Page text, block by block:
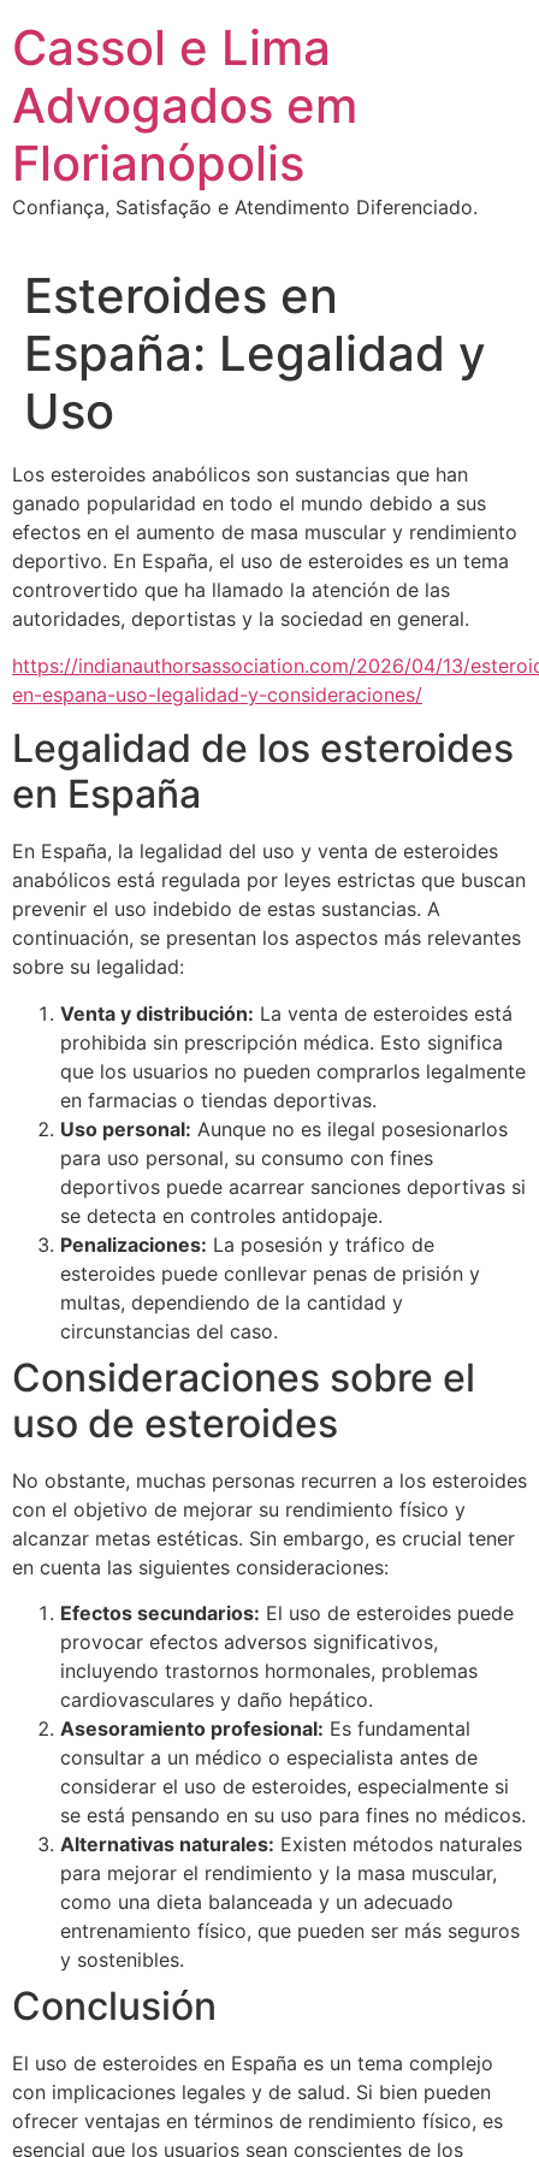
para
conteúdo
Cassol e Lima
Advogados em
Florianópolis
Confiança, Satisfação e Atendimento Diferenciado.
Esteroides en
España: Legalidad y
Uso
Los esteroides anabólicos son sustancias que han
ganado popularidad en todo el mundo debido a sus
efectos en el aumento de masa muscular y rendimiento
deportivo. En España, el uso de esteroides es un tema
controvertido que ha llamado la atención de las
autoridades, deportistas y la sociedad en general.
https://indianauthorsassociation.com/2026/04/13/
en-espana-uso-legalidad-y-consideraciones/
Legalidad de los esteroides
en España
En España, la legalidad del uso y venta de esteroides
anabólicos está regulada por leyes estrictas que buscan
prevenir el uso indebido de estas sustancias. A
continuación, se presentan los aspectos más relevantes
sobre su legalidad:
Venta y distribución: La venta de esteroides está
prohibida sin prescripción médica. Esto significa
que los usuarios no pueden comprarlos legalmente
en farmacias o tiendas deportivas.
Uso personal: Aunque no es ilegal posesionarlos
para uso personal, su consumo con fines
deportivos puede acarrear sanciones deportivas si
se detecta en controles antidopaje.
Penalizaciones: La posesión y tráfico de
esteroides puede conllevar penas de prisión y
multas, dependiendo de la cantidad y
circunstancias del caso.
Consideraciones sobre el
uso de esteroides
No obstante, muchas personas recurren a los esteroides
con el objetivo de mejorar su rendimiento físico y
alcanzar metas estéticas. Sin embargo, es crucial tener
en cuenta las siguientes consideraciones:
Efectos secundarios: El uso de esteroides puede
provocar efectos adversos significativos,
incluyendo trastornos hormonales, problemas
cardiovasculares y daño hepático.
Asesoramiento profesional: Es fundamental
consultar a un médico o especialista antes de
considerar el uso de esteroides, especialmente si
se está pensando en su uso para fines no médicos.
Alternativas naturales: Existen métodos naturales
para mejorar el rendimiento y la masa muscular,
como una dieta balanceada y un adecuado
entrenamiento físico, que pueden ser más seguros
y sostenibles.
Conclusión
El uso de esteroides en España es un tema complejo
con implicaciones legales y de salud. Si bien pueden
ofrecer ventajas en términos de rendimiento físico, es
esencial que los usuarios sean conscientes de los